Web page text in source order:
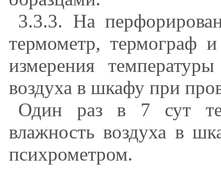
3.3.3. На
термометр, термограф
измерения
воздуха в шкафу при
Один раз в 7 сут
влажность воздуха в
психрометром.